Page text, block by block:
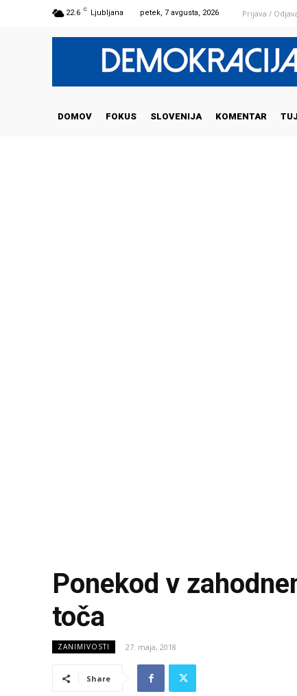
22.6 C Ljubljana petek, 7 avgusta, 2026 Prijava /
DOMOV FOKUS SLOVENIJA KOMENTAR
Ponekod v
toča
ZANIMIVOSTI 27. maja, 2018
Share